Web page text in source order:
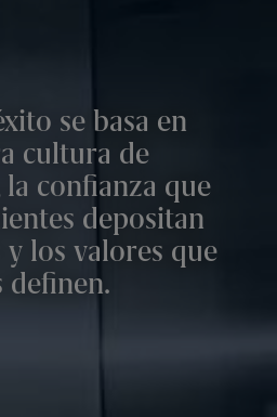
se basa en
cultura de
confianza que
depositan
los valores que
definen.